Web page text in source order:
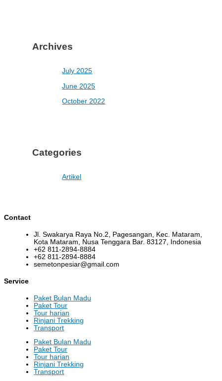
Archives
July 2025
June 2025
October 2022
Categories
Artikel
Contact
Jl. Swakarya Raya No.2, Pagesangan, Kec. Mataram,
Kota Mataram, Nusa Tenggara Bar. 83127, Indonesia
+62 811-2894-8884
+62 811-2894-8884
semetonpesiar@gmail.com
Service
Paket Bulan Madu
Paket Tour
Tour harian
Rinjani Trekking
Transport
Paket Bulan Madu
Paket Tour
Tour harian
Rinjani Trekking
Transport